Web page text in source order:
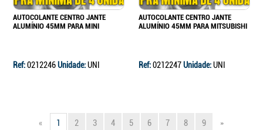
AUTOCOLANTE CENTRO JANTE
ALUMÍNIO 45MM PARA MINI
Ref:0212246Unidade:UNI
AUTOCOLANTE CENTRO JANTE
ALUMÍNIO 45MM PARA MITSUBISHI
Ref:0212247Unidade:UNI
« 1 2 3 4 5 6 7 8 9 »